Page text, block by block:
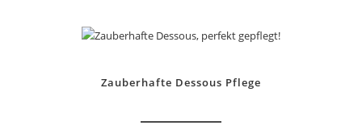
Zauberhafte Dessous Pflege